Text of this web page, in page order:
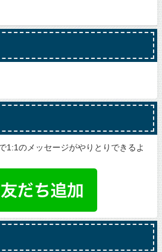
1:1のメッセージがやりとりできるよ